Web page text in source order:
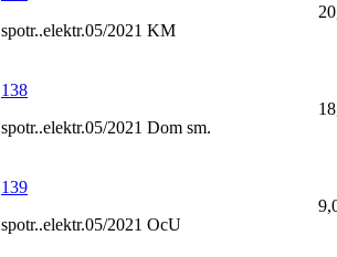
spotr..elektr.05/2021 KM
138
spotr..elektr.05/2021 Dom sm.
139
spotr..elektr.05/2021 OcU